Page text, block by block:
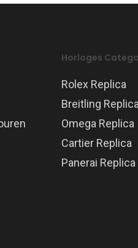
Horloges
Rolex Replica
Breitling Replica
Omega Replica
Cartier Replica
Panerai Replica